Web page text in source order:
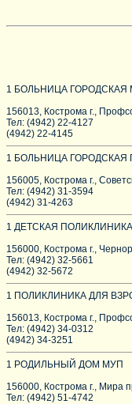
1 БОЛЬНИЦА ГОРОДСКАЯ
156013, Кострома г.,
Тел: (4942) 22-4127
(4942) 22-4145
1 БОЛЬНИЦА
156005, Кострома г.,
Тел: (4942) 31-3594
(4942) 31-4263
1 ДЕТСКАЯ ПОЛИКЛИНИКА
156000, Кострома г.,
Тел: (4942) 32-5661
(4942) 32-5672
1 ПОЛИКЛИНИКА ДЛЯ
156013, Кострома г.,
Тел: (4942) 34-0312
(4942) 34-3251
1 РОДИЛЬНЫЙ ДОМ МУП
156000, Кострома г., Мира
Тел: (4942) 51-4742